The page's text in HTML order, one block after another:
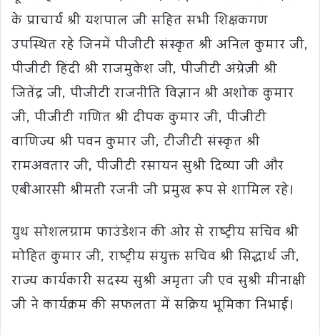
के प्राचार्य श्री यशपाल जी सहित सभी शिक्षकगण
उपस्थित रहे जिनमें पीजीटी संस्कृत श्री अनिल कुमार जी,
पीजीटी हिंदी श्री राजमुकेश जी, पीजीटी अंग्रेज़ी श्री
जितेंद्र जी, पीजीटी राजनीति विज्ञान श्री अशोक कुमार
जी, पीजीटी गणित श्री दीपक कुमार जी, पीजीटी
वाणिज्य श्री पवन कुमार जी, टीजीटी संस्कृत श्री
रामअवतार जी, पीजीटी रसायन सुश्री दिव्या जी और
एबीआरसी श्रीमती रजनी जी प्रमुख रूप से शामिल रहे।
युथ सोशलग्राम फाउंडेशन की ओर से राष्ट्रीय सचिव श्री
मोहित कुमार जी, राष्ट्रीय संयुक्त सचिव श्री सिद्धार्थ जी,
राज्य कार्यकारी सदस्य सुश्री अमृता जी एवं सुश्री मीनाक्षी
जी ने कार्यक्रम की सफलता में सक्रिय भूमिका निभाई।